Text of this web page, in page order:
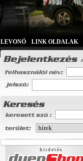
LEVONÓ LINK OLDALAK
h i r d e t é s